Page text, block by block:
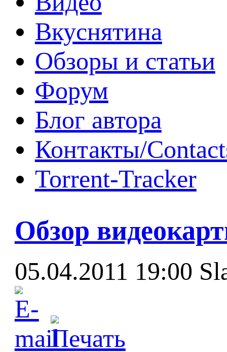
Вкуснятина
Обзоры и статьи
Форум
Блог автора
Контакты/
Torrent-Tracker
Обзор
05.04.2011 19:00